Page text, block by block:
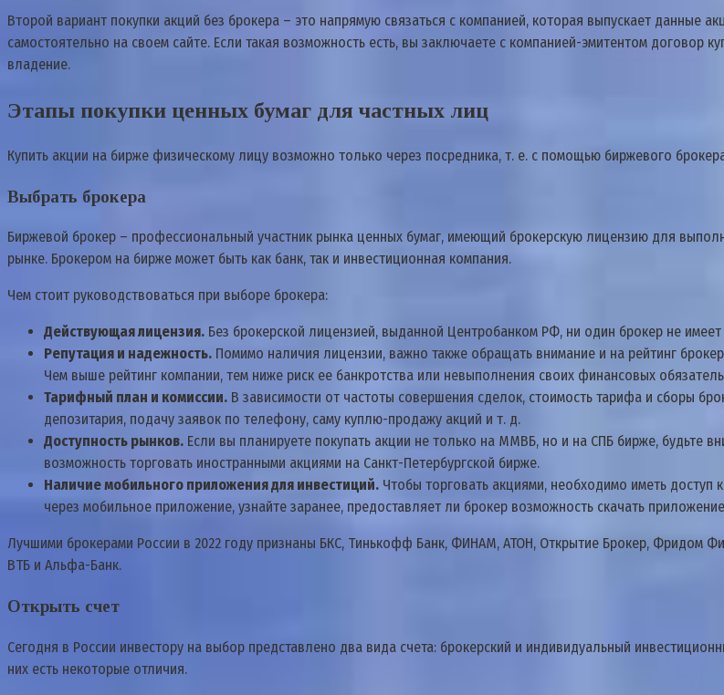
Второй вариант покупки акций без брокера – это напрямую связаться с компанией, которая выпускает данные
самостоятельно на своем сайте. Если такая возможность есть, вы заключаете с компанией-эмитентом
владение.
Этапы покупки ценных бумаг для частных лиц
Купить акции на бирже физическому лицу возможно только через посредника, т. е. с помощью биржевого
Выбрать брокера
Биржевой брокер – профессиональный участник рынка ценных бумаг, имеющий брокерскую лицензию для
рынке. Брокером на бирже может быть как банк, так и инвестиционная компания.
Чем стоит руководствоваться при выборе брокера:
Действующая лицензия. Без брокерской лицензией, выданной Центробанком РФ, ни один брокер не
Репутация и надежность. Помимо наличия лицензии, важно также обращать внимание и на рейтинг
Чем выше рейтинг компании, тем ниже риск ее банкротства или невыполнения своих финансовых
Тарифный план и комиссии. В зависимости от частоты совершения сделок, стоимость тарифа и сборы
депозитария, подачу заявок по телефону, саму куплю-продажу акций и т. д.
Доступность рынков. Если вы планируете покупать акции не только на ММВБ, но и на СПБ бирже, будьте
возможность торговать иностранными акциями на Санкт-Петербургской бирже.
Наличие мобильного приложения для инвестиций. Чтобы торговать акциями, необходимо иметь доступ
через мобильное приложение, узнайте заранее, предоставляет ли брокер возможность скачать
Лучшими брокерами России в 2022 году признаны БКС, Тинькофф Банк, ФИНАМ, АТОН, Открытие Брокер, Фридом
ВТБ и Альфа-Банк.
Открыть счет
Сегодня в России инвестору на выбор представлено два вида счета: брокерский и индивидуальный
них есть некоторые отличия.